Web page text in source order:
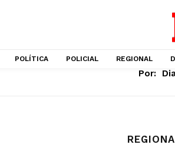
POLÍTICA POLICIAL REGIONAL
Por: